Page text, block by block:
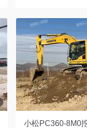
小松PC360-8M0